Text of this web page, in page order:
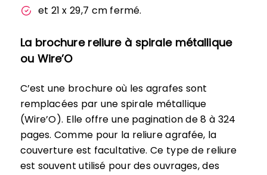
et 21 x 29,7 cm fermé.
La brochure reliure à spirale métallique
ou Wire’O
C’est une brochure où les agrafes sont
remplacées par une spirale métallique
(Wire’O). Elle offre une pagination de 8 à 324
pages. Comme pour la reliure agrafée, la
couverture est facultative. Ce type de reliure
est souvent utilisé pour des ouvrages, des